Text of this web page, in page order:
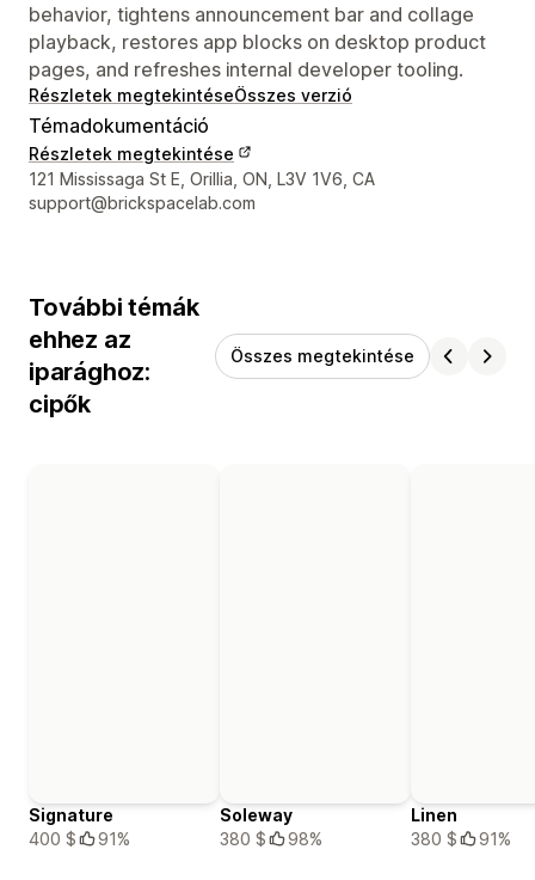
behavior, tightens announcement bar and collage
playback, restores app blocks on desktop product
pages, and refreshes internal developer tooling.
Részletek megtekintéseÖsszes verzió
Témadokumentáció
Részletek megtekintése
Dizájner kapcsolattartási adatai
121 Mississaga St E, Orillia, ON, L3V 1V6, CA
support@brickspacelab.com
További témák
ehhez az
iparághoz:
cipők
Összes megtekintése
Signature
400 $
91%
Soleway
380 $
98%
Linen
380 $
91%